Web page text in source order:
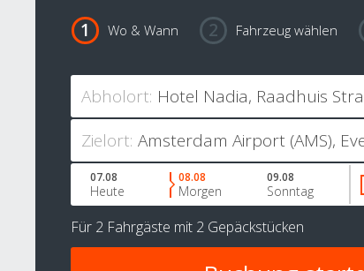
Wo & Wann Fahrzeug wählen
Abholort:
Zielort:
07.08
Heute
08.08
Morgen
09.08
Sonntag
Für 2 Fahrgäste mit 2 Gepäckstücken